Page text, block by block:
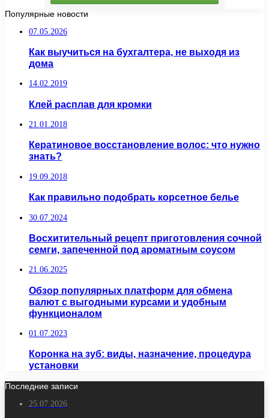
Популярные новости
07.05.2026
Как выучиться на бухгалтера, не выходя из
дома
14.02.2019
Клей расплав для кромки
21.01.2018
Кератиновое восстановление волос: что нужно
знать?
19.09.2018
Как правильно подобрать корсетное белье
30.07.2024
Восхитительный рецепт приготовления сочной
семги, запеченной под ароматным соусом
21.06.2025
Обзор популярных платформ для обмена
валют с выгодными курсами и удобным
функционалом
01.07.2023
Коронка на зуб: виды, назначение, процедура
установки
Последние записи
25.07.2026